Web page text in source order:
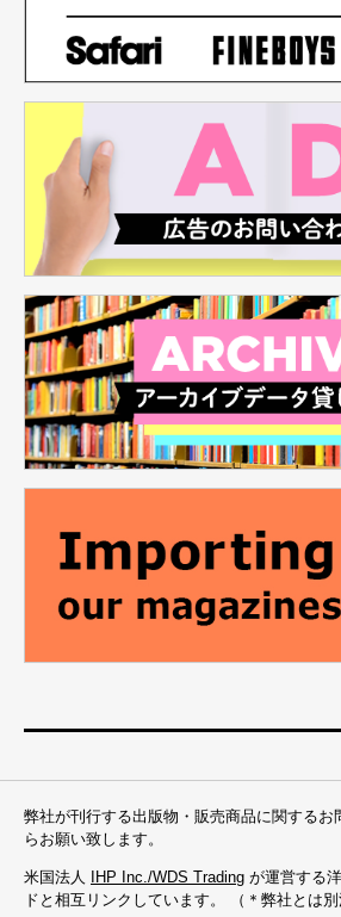
弊社が刊行する出版物・販売商品に関するお
らお願い致します。
米国法人 IHP Inc./WDS Trading が運営する
ドと相互リンクしています。 （＊弊社とは別